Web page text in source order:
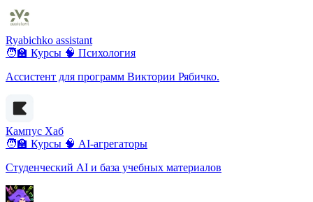
Ryabichko assistant
🧑‍🏫 Курсы 🧠 Психология
Ассистент для программ Виктории Рябичко.
Кампус Хаб
🧑‍🏫 Курсы 🧠 AI-агрегаторы
Студенческий AI и база учебных материалов